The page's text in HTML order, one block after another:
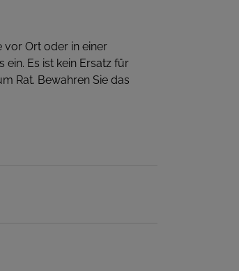
Ort oder in einer
Es ist kein Ersatz für
Rat. Bewahren Sie das